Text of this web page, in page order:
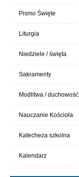
Pismo Święte
Liturgia
Niedziele / święta
Sakramenty
Modlitwa / duchowość
Nauczanie Kościoła
Katecheza szkolna
Kalendarz